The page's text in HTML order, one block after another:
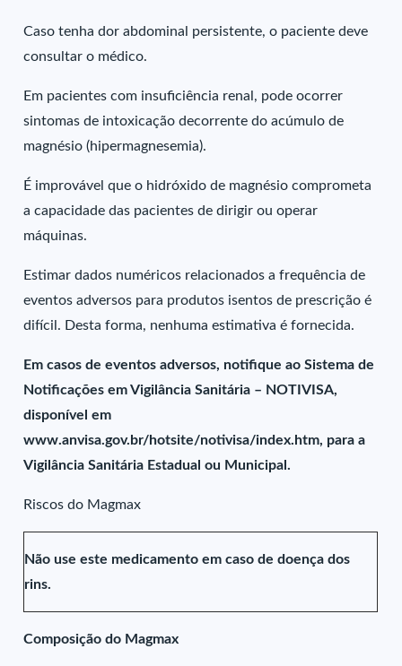
Caso tenha dor abdominal persistente, o paciente deve
consultar o médico.
Em pacientes com insuficiência renal, pode ocorrer
sintomas de intoxicação decorrente do acúmulo de
magnésio (hipermagnesemia).
É improvável que o hidróxido de magnésio comprometa
a capacidade das pacientes de dirigir ou operar
máquinas.
Estimar dados numéricos relacionados a frequência de
eventos adversos para produtos isentos de prescrição é
difícil. Desta forma, nenhuma estimativa é fornecida.
Em casos de eventos adversos, notifique ao Sistema de
Notificações em Vigilância Sanitária – NOTIVISA,
disponível em
www.anvisa.gov.br/hotsite/notivisa/index.htm, para a
Vigilância Sanitária Estadual ou Municipal.
Riscos do Magmax
Não use este medicamento em caso de doença dos
rins.
Composição do Magmax